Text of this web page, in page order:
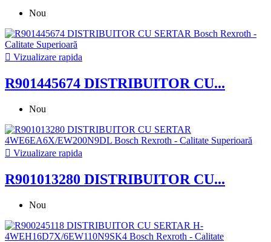
Nou
 Vizualizare rapida
R901445674 DISTRIBUITOR CU...
Nou
 Vizualizare rapida
R901013280 DISTRIBUITOR CU...
Nou